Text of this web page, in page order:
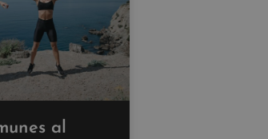
al